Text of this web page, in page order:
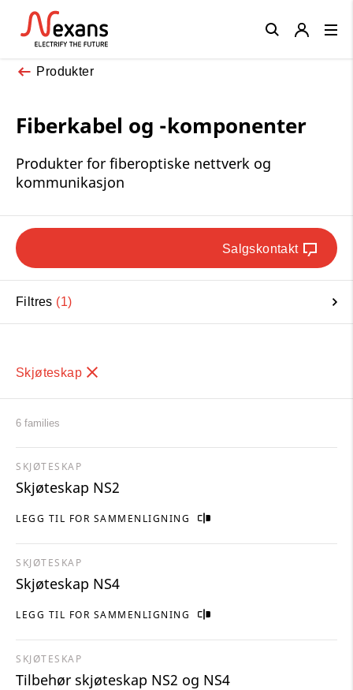
Produkter
Fiberkabel og -komponenter
Produkter for fiberoptiske nettverk og
kommunikasjon
Salgskontakt
Filtres 1
Skjøteskap
6 families
LEGG TIL FOR SAMMENLIGNING
SKJØTESKAP
Skjøteskap NS2
LEGG TIL FOR SAMMENLIGNING
SKJØTESKAP
Skjøteskap NS4
SKJØTESKAP
Tilbehør skjøteskap NS2 og NS4
Close